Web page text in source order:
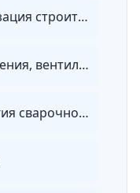
Механизация и автоматизация строительства
Наружные системы отопления, вентиляции и водоснабжения
Оборудование и технология сварочного производства